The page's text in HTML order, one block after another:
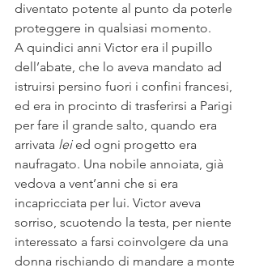
diventato potente al punto da poterle
proteggere in qualsiasi momento.
A quindici anni Victor era il pupillo
dell’abate, che lo aveva mandato ad
istruirsi persino fuori i confini francesi,
ed era in procinto di trasferirsi a Parigi
per fare il grande salto, quando era
arrivata lei ed ogni progetto era
naufragato. Una nobile annoiata, già
vedova a vent’anni che si era
incapricciata per lui. Victor aveva
sorriso, scuotendo la testa, per niente
interessato a farsi coinvolgere da una
donna rischiando di mandare a monte